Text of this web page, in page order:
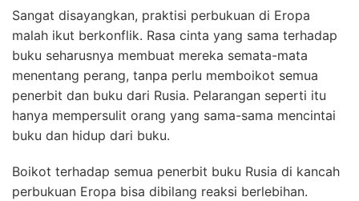
Sangat disayangkan, praktisi perbukuan di Eropa
malah ikut berkonflik. Rasa cinta yang sama terhadap
buku seharusnya membuat mereka semata-mata
menentang perang, tanpa perlu memboikot semua
penerbit dan buku dari Rusia. Pelarangan seperti itu
hanya mempersulit orang yang sama-sama mencintai
buku dan hidup dari buku.
Boikot terhadap semua penerbit buku Rusia di kancah
perbukuan Eropa bisa dibilang reaksi berlebihan.